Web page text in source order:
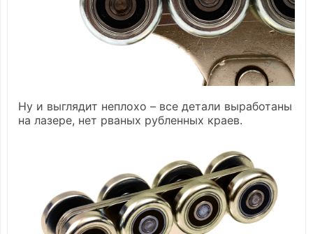
Ну и выглядит неплохо – все детали выработаны
на лазере, нет рваных рубленных краев.